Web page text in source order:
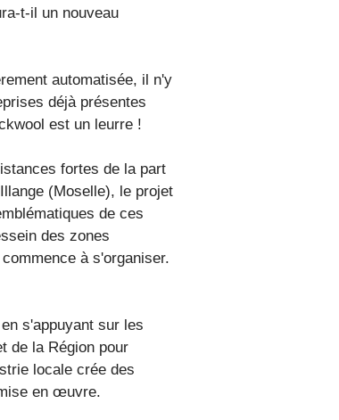
t-il un nouveau
automatisée, il n'y
déjà présentes
est un leurre !
fortes de la part
(Moselle), le projet
de ces
des zones
à s'organiser.
s'appuyant sur les
de la Région pour
locale crée des
en œuvre.